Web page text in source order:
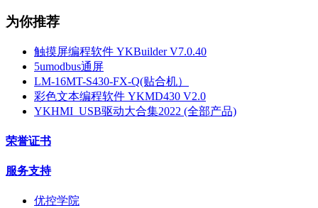
为你推荐
触摸屏编程软件 YKBuilder V7.0.40
5umodbus通屏
LM-16MT-S430-FX-Q(贴合机）
彩色文本编程软件 YKMD430 V2.0
YKHMI_USB驱动大合集2022 (全部产品)
荣誉证书
服务支持
优控学院